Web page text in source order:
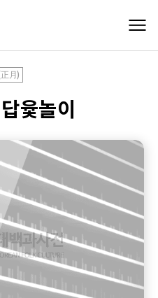
月)
윷놀이